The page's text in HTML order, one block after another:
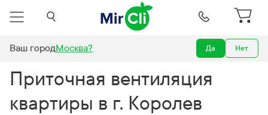
Ваш городМосква? Да Нет
Наши работыПриточная вентиляция квартиры в г. Королев
Приточная вентиляция
квартиры в г. Королев